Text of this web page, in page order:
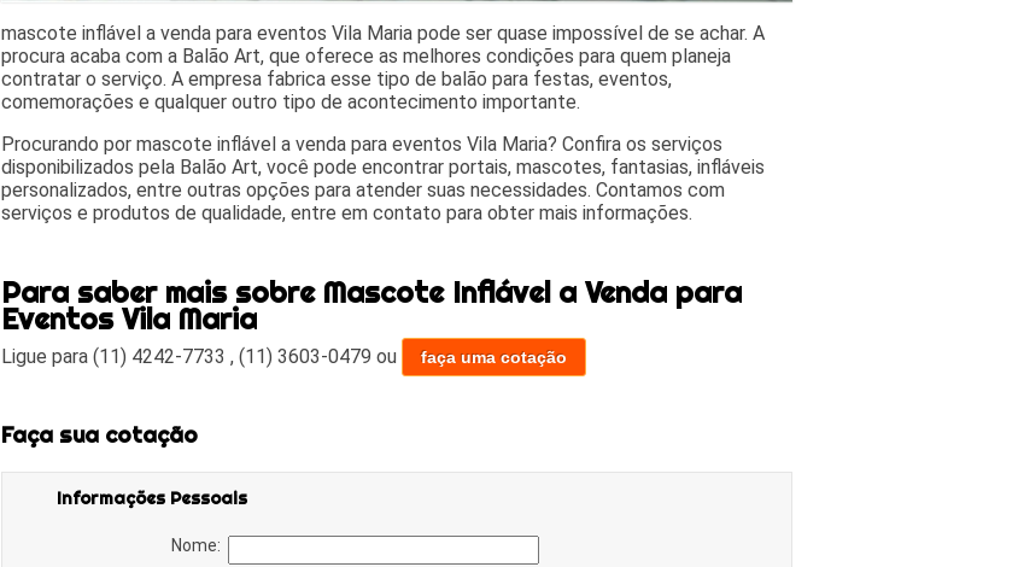
mascote inflável a venda para eventos Vila Maria pode ser quase impossível de se achar. A
procura acaba com a Balão Art, que oferece as melhores condições para quem planeja
contratar o serviço. A empresa fabrica esse tipo de balão para festas, eventos,
comemorações e qualquer outro tipo de acontecimento importante.
Procurando por mascote inflável a venda para eventos Vila Maria? Confira os serviços
disponibilizados pela Balão Art, você pode encontrar portais, mascotes, fantasias, infláveis
personalizados, entre outras opções para atender suas necessidades. Contamos com
serviços e produtos de qualidade, entre em contato para obter mais informações.
Para saber mais sobre Mascote Inflável a Venda para
Eventos Vila Maria
Ligue para (11) 4242-7733 , (11) 3603-0479 ou faça uma cotação
Faça sua cotação
Informações Pessoais
Nome: